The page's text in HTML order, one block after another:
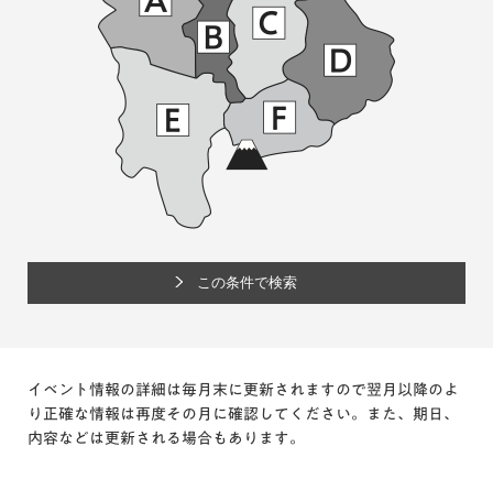
イベント情報の詳細は毎月末に更新されますので翌月以降のよ
り正確な情報は再度その月に確認してください。また、期日、
内容などは更新される場合もあります。